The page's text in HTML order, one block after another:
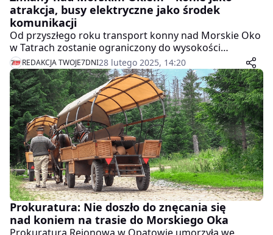
atrakcja, busy elektryczne jako środek
komunikacji
Od przyszłego roku transport konny nad Morskie Oko
w Tatrach zostanie ograniczony do wysokości
Wodogrzmotów Mickiewicza. Dalej do Włosienicy
pojadą busy elektryczne – takie porozumienie
podpisali w piątek dyrektor TPN, ministra klimatu i
środowiska, lokalne władze i wozacy.
REDAKCJA TWOJE7DNI28 lutego 2025, 14:20
Prokuratura: Nie doszło do znęcania się
nad koniem na trasie do Morskiego Oka